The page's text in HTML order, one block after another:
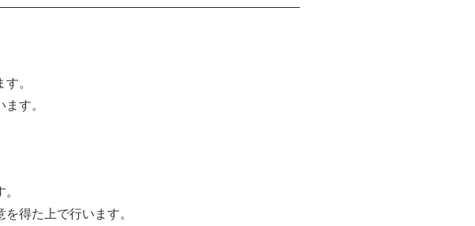
。
す。
得た上で行います。